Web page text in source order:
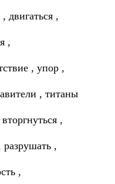
двигаться ,
,
, упор ,
, титаны
,
,
,